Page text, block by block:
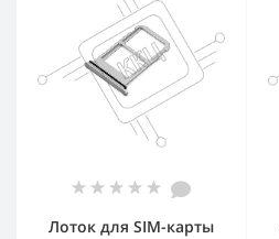
Лоток для SIM-карты